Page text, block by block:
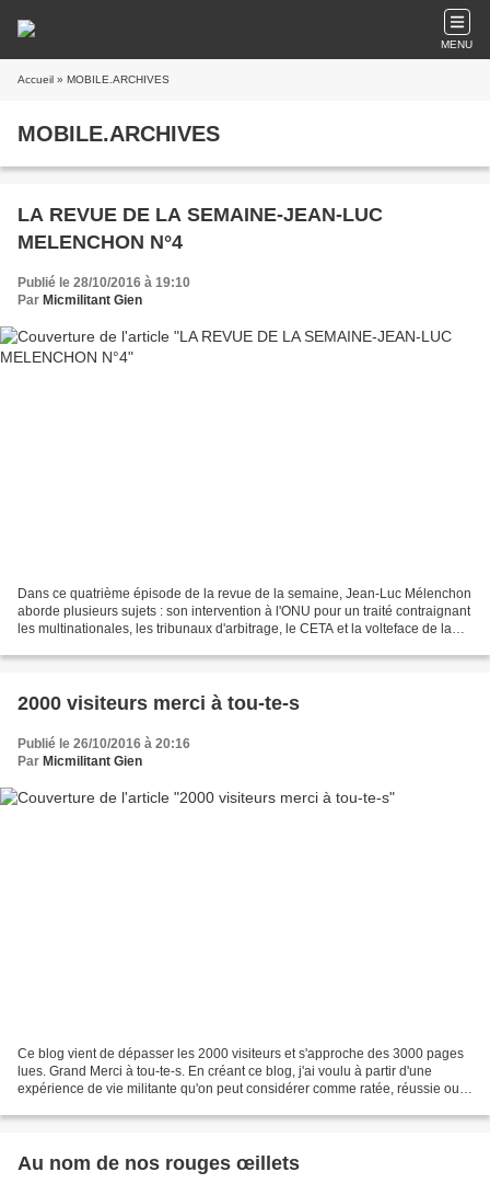
MENU
Accueil » MOBILE.ARCHIVES
MOBILE.ARCHIVES
LA REVUE DE LA SEMAINE-JEAN-LUC
MELENCHON N°4
Publié le 28/10/2016 à 19:10
Par Micmilitant Gien
Dans ce quatrième épisode de la revue de la semaine, Jean-Luc Mélenchon
aborde plusieurs sujets : son intervention à l'ONU pour un traité contraignant
les multinationales, les tribunaux d'arbitrage, le CETA et la volteface de la
2000 visiteurs merci à tou-te-s
Publié le 26/10/2016 à 20:16
Par Micmilitant Gien
Ce blog vient de dépasser les 2000 visiteurs et s'approche des 3000 pages
lues. Grand Merci à tou-te-s. En créant ce blog, j'ai voulu à partir d'une
expérience de vie militante qu'on peut considérer comme ratée, réussie ou
Au nom de nos rouges œillets